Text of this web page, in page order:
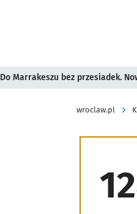
Do Marrakeszu bez przesiadek.
wroclaw.pl